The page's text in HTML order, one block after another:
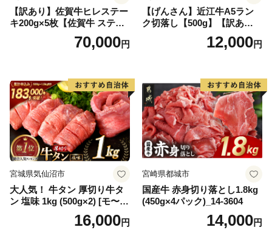
【訳あり】佐賀牛ヒレステー
キ200g×5枚【佐賀牛 ステー
キ ブランド肉 ヒレ肉 フィレ
肉 ジューシー ヘルシー】(H0
70,000円
【げんさん】近江牛A5ラン
ク切落し【500g】【訳あり】
12,000円
宮城県気仙沼市
大人気！ 牛タン 厚切り牛タ
ン 塩味 1kg (500g×2) [モ〜ラ
ンド 宮城県 気仙沼市 205646
60] 肉 牛肉 精肉 牛たん 牛タ
16,000円
宮崎県都城市
国産牛 赤身切り落とし1.8kg
(450g×4パック)_14-3604
14,000円